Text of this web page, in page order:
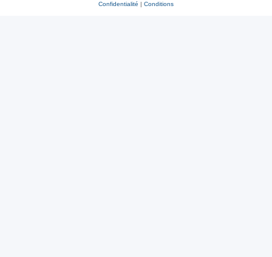
Confidentialité | Conditions